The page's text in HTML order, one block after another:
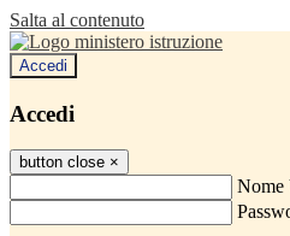
Salta al contenuto
Accedi
Accedi
button close ×
Nome